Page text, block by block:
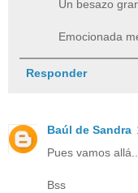
Un besazo
Emocionada
Responder
Baúl de Sandra
Pues vamos
Bss